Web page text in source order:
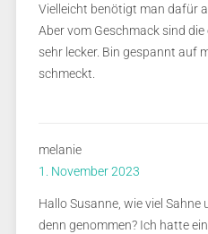
Vielleicht benötigt man dafür
Aber vom Geschmack sind
sehr lecker. Bin gespannt auf
schmeckt.
melanie
1. November 2023
Hallo Susanne, wie viel
denn genommen? Ich hatte